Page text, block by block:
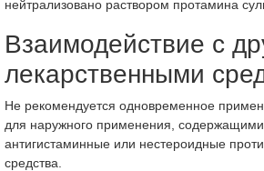
нейтрализовано раствором протамина
Взаимодействие с
лекарственными
Не рекомендуется одновременное
для наружного применения, содержащими
антигистаминные или нестероидные
средства.